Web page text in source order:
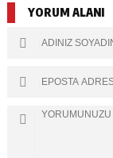
YORUM ALANI